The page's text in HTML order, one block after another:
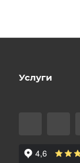
Услуги